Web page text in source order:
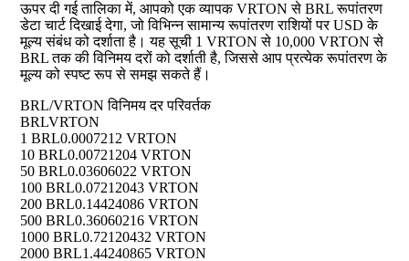
ऊपर दी गई तालिका में, आपको एक व्यापक VRTON से BRL रूपांतरण
डेटा चार्ट दिखाई देगा, जो विभिन्न सामान्य रूपांतरण राशियों पर USD के
मूल्य संबंध को दर्शाता है। यह सूची 1 VRTON से 10,000 VRTON से
BRL तक की विनिमय दरों को दर्शाती है, जिससे आप प्रत्येक रूपांतरण के
मूल्य को स्पष्ट रूप से समझ सकते हैं।
BRL/VRTON विनिमय दर परिवर्तक
BRLVRTON
1 BRL0.0007212 VRTON
10 BRL0.00721204 VRTON
50 BRL0.03606022 VRTON
100 BRL0.07212043 VRTON
200 BRL0.14424086 VRTON
500 BRL0.36060216 VRTON
1000 BRL0.72120432 VRTON
2000 BRL1.44240865 VRTON